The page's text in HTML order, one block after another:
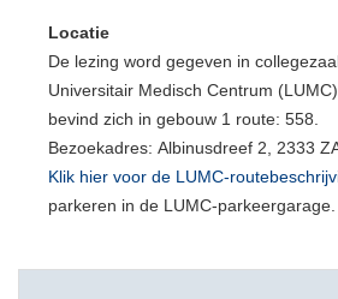
Locatie
De lezing word gegeven in
Universitair Medisch Centrum
bevind zich in gebouw 1 route: 558.
Bezoekadres: Albinusdreef 2, 2333
Klik hier voor de LUMC-
parkeren in de LUMC-parkeergarage.